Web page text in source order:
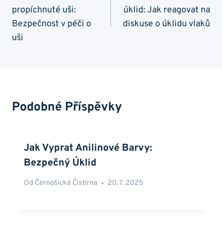
Příspěvek
propíchnuté uši:
Bezpečnost v péči o
uši
úklid: Jak reagovat na
diskuse o úklidu vlaků
Podobné Příspěvky
Jak Vyprat Anilinové Barvy:
Bezpečný Úklid
Od Černošická Čistírna 20. 7. 2025